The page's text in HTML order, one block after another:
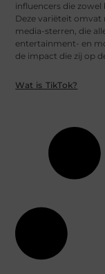
influencers die zowel
Deze variëteit omvat
media-sterren, die
entertainment- en
de impact die zij op
Wat is TikTok?